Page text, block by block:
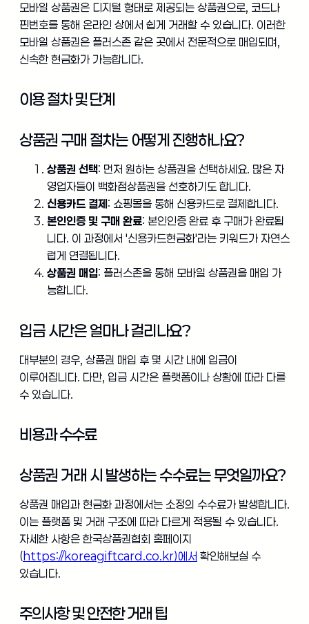
모바일 상품권은 디지털 형태로 제공되는 상품권으로, 코드나
핀번호를 통해 온라인 상에서 쉽게 거래할 수 있습니다. 이러한
모바일 상품권은 플러스존 같은 곳에서 전문적으로 매입되며,
신속한 현금화가 가능합니다.
이용 절차 및 단계
상품권 구매 절차는 어떻게 진행하나요?
상품권 선택: 먼저 원하는 상품권을 선택하세요. 많은 자
영업자들이 백화점상품권을 선호하기도 합니다.
신용카드 결제: 쇼핑몰을 통해 신용카드로 결제합니다.
본인인증 및 구매 완료: 본인인증 완료 후 구매가 완료됩
니다. 이 과정에서 '신용카드현금화'라는 키워드가 자연스
럽게 연결됩니다.
상품권 매입: 플러스존을 통해 모바일 상품권을 매입 가
능합니다.
입금 시간은 얼마나 걸리나요?
대부분의 경우, 상품권 매입 후 몇 시간 내에 입금이
이루어집니다. 다만, 입금 시간은 플랫폼이나 상황에 따라 다를
수 있습니다.
비용과 수수료
상품권 거래 시 발생하는 수수료는 무엇일까요?
상품권 매입과 현금화 과정에서는 소정의 수수료가 발생합니다.
이는 플랫폼 및 거래 구조에 따라 다르게 적용될 수 있습니다.
자세한 사항은 한국상품권협회 홈페이지
(https://koreagiftcard.co.kr)에서 확인해보실 수
있습니다.
주의사항 및 안전한 거래 팁